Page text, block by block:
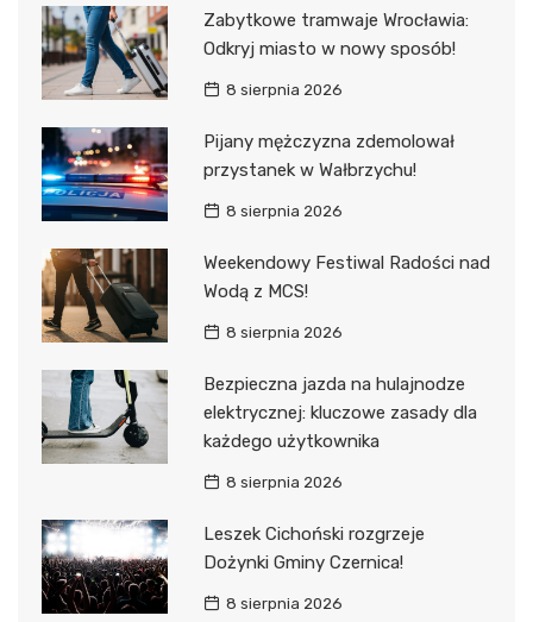
Zabytkowe tramwaje Wrocławia:
Odkryj miasto w nowy sposób!
8 sierpnia 2026
Pijany mężczyzna zdemolował
przystanek w Wałbrzychu!
8 sierpnia 2026
Weekendowy Festiwal Radości nad
Wodą z MCS!
8 sierpnia 2026
Bezpieczna jazda na hulajnodze
elektrycznej: kluczowe zasady dla
każdego użytkownika
8 sierpnia 2026
Leszek Cichoński rozgrzeje
Dożynki Gminy Czernica!
8 sierpnia 2026